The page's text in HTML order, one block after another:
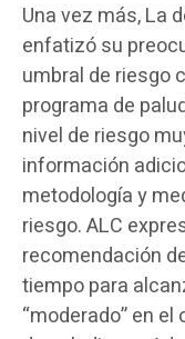
Una vez más, La
enfatizó su
umbral de riesgo
programa de
nivel de riesgo
información
metodología y
riesgo. ALC
recomendación
tiempo para
“moderado” en